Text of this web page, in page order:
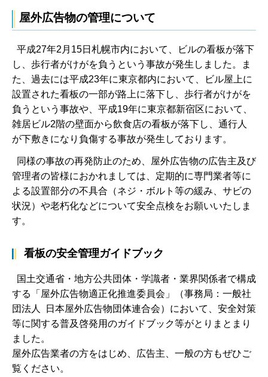
屋外広告物の管理について
平成27年2月15日札幌市内において、ビルの看板が落下
し、歩行者がけがを負うという事故が発生しました。ま
た、過去には平成23年に東京都内において、ビル屋上に
設置された看板の一部が路上に落下し、歩行者がけがを
負うという事故や、平成19年に東京都新宿区において、
雑居ビル2階の壁面から飲食店の看板が落下し、通行人
が下敷きになり負傷する事故が発生しております。
同様の事故の再発防止のため、屋外広告物の広告主及び
管理者の皆様におかれましては、定期的に専門業者等に
よる設置部分の不具合（ネジ・ボルト等の緩み、サビの
状況）や老朽化などについて安全点検をお願いいたしま
す。
看板の安全管理ガイドブック
国土交通省・地方公共団体・学識者・業界関係者で構成
する「屋外広告物適正化推進委員会」（事務局：一般社
団法人 日本屋外広告物団体連合会）において、安全対策
等に関する普及啓発用のガイドブック等がとりまとまり
ました。
屋外広告業者の方をはじめ、広告主、一般の方もぜひご
覧ください。